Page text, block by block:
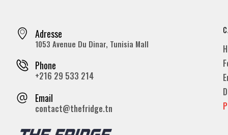
Adresse
1053 Avenue Du Dinar, Tunisia Mall
Phone
+216 29 533 214
Email
contact@thefridge.tn